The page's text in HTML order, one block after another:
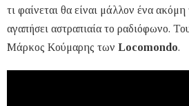
τι φαίνεται θα είναι μάλλον ένα
αγαπήσει αστραπιαία το ραδιόφωνο.
Μάρκος Κούμαρης των Locomondo.